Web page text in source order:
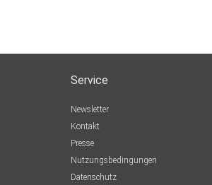
Service
Newsletter
Kontakt
Presse
Nutzungsbedingungen
Datenschutz